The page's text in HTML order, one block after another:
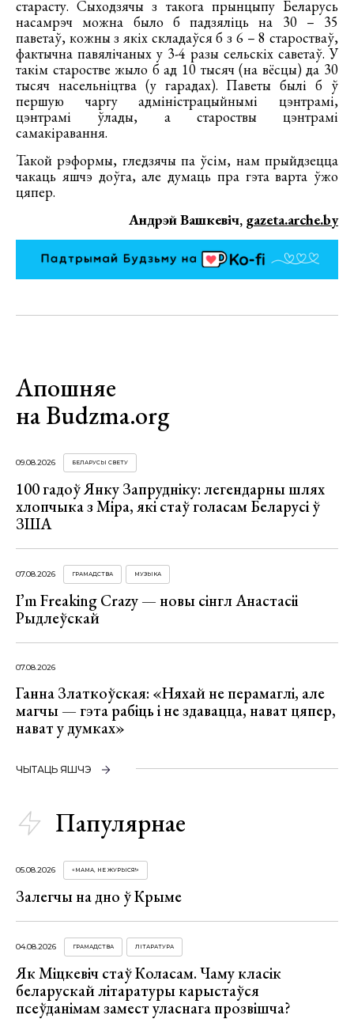
старасту. Сыходзячы з такога прынцыпу Беларусь
насамрэч можна было б падзяліць на 30 – 35
паветаў, кожны з якіх складаўся б з 6 – 8 старостваў,
фактычна павялічаных у 3-4 разы сельскіх саветаў. У
такім старостве жыло б ад 10 тысяч (на вёсцы) да 30
тысяч насельніцтва (у гарадах). Паветы былі б ў
першую чаргу адміністрацыйнымі цэнтрамі,
цэнтрамі ўлады, а староствы цэнтрамі
самакіравання.
Такой рэформы, гледзячы па ўсім, нам прыйдзецца
чакаць яшчэ доўга, але думаць пра гэта варта ўжо
цяпер.
Андрэй Вашкевіч, gazeta.arche.by
Апошняе
на Budzma.org
09.08.2026 БЕЛАРУСЫ СВЕТУ
100 гадоў Янку Запрудніку: легендарны шлях
хлопчыка з Міра, які стаў голасам Беларусі ў
ЗША
07.08.2026 ГРАМАДСТВА МУЗЫКА
I’m Freaking Crazy — новы сінгл Анастасіі
Рыдлеўскай
07.08.2026
Ганна Златкоўская: «Няхай не перамаглі, але
магчы — гэта рабіць і не здавацца, нават цяпер,
нават у думках»
ЧЫТАЦЬ ЯШЧЭ
Папулярнае
05.08.2026 «МАМА, НЕ ЖУРЫСЯ!»
Залегчы на дно ў Крыме
04.08.2026 ГРАМАДСТВА ЛІТАРАТУРА
Як Міцкевіч стаў Коласам. Чаму класік
беларускай літаратуры карыстаўся
псеўданімам замест уласнага прозвішча?